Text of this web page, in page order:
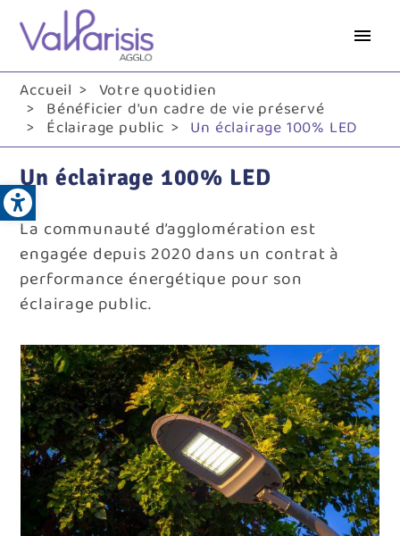
Open toolbar
Accueil Votre quotidien
Bénéficier d'un cadre de vie préservé
Éclairage public Un éclairage 100% LED
Un éclairage 100% LED
La communauté d’agglomération est
engagée depuis 2020 dans un contrat à
performance énergétique pour son
éclairage public.